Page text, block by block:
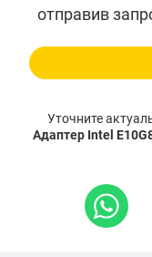
отправив
Уточните
Адаптер Intel